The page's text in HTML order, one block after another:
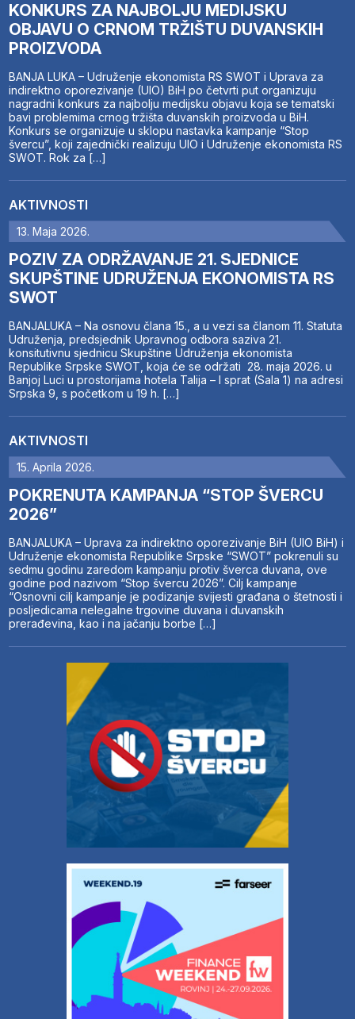
KONKURS ZA NAJBOLJU MEDIJSKU
OBJAVU O CRNOM TRŽIŠTU DUVANSKIH
PROIZVODA
BANJA LUKA – Udruženje ekonomista RS SWOT i Uprava za
indirektno oporezivanje (UIO) BiH po četvrti put organizuju
nagradni konkurs za najbolju medijsku objavu koja se tematski
bavi problemima crnog tržišta duvanskih proizvoda u BiH.
Konkurs se organizuje u sklopu nastavka kampanje “Stop
švercu”, koji zajednički realizuju UIO i Udruženje ekonomista RS
SWOT. Rok za […]
AKTIVNOSTI
13. Maja 2026.
POZIV ZA ODRŽAVANJE 21. SJEDNICE
SKUPŠTINE UDRUŽENJA EKONOMISTA RS
SWOT
BANJALUKA – Na osnovu člana 15., a u vezi sa članom 11. Statuta
Udruženja, predsjednik Upravnog odbora saziva 21.
konsitutivnu sjednicu Skupštine Udruženja ekonomista
Republike Srpske SWOT, koja će se održati 28. maja 2026. u
Banjoj Luci u prostorijama hotela Talija – I sprat (Sala 1) na adresi
Srpska 9, s početkom u 19 h. […]
AKTIVNOSTI
15. Aprila 2026.
POKRENUTA KAMPANJA “STOP ŠVERCU
2026”
BANJALUKA – Uprava za indirektno oporezivanje BiH (UIO BiH) i
Udruženje ekonomista Republike Srpske “SWOT” pokrenuli su
sedmu godinu zaredom kampanju protiv šverca duvana, ove
godine pod nazivom “Stop švercu 2026”. Cilj kampanje
“Osnovni cilj kampanje je podizanje svijesti građana o štetnosti i
posljedicama nelegalne trgovine duvana i duvanskih
prerađevina, kao i na jačanju borbe […]